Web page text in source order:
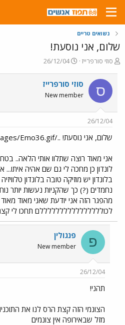
נשואים טריים
שלום, אני נוסעת!
פ
ח
ה
ו
ש
סוזי סורפרייז
פ
ס
ם
ת
י
26/12/04
ס סוזי סורפרייז
New member
26/12/04
שלום, אני נוסעת! ../images/Emo9.gif../images/Emo36.gif
אני מאוד רוצה שתלוו אותי הלאה..
לונדון כן מחכה לי גם שם אהיה איתו...
בלונדון יש מוזיקה טובה בלונדון
נחמדים (?) כך שהקניות נעשות יותר
מהפגר הזה אני יודעת שאני מאוד
לכוללללללללללללללללם תחכו לי
פ פנגולין
New member
26/12/04
תהני!
הצונמי הזה קצת הרס לנו את
מזל שבאירופה אין צונמים